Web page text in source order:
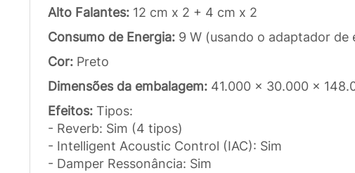
Alto Falantes: 12 cm x 2 + 4 cm x 2
Consumo de Energia: 9 W (usando o adaptador de
Cor: Preto
Dimensões da embalagem: 41.000 x 30.000 x
Efeitos: Tipos:
- Reverb: Sim (4 tipos)
- Intelligent Acoustic Control (IAC): Sim
- Damper Ressonância: Sim